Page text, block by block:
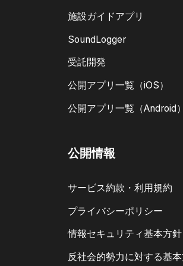
施設ガイドアプリ
SoundLogger
受託開発
公開アプリ一覧（iOS）
公開アプリ一覧（Android）
公開情報
サービス約款・利用規約
プライバシーポリシー
情報セキュリティ基本方針
反社会的勢力に対する基